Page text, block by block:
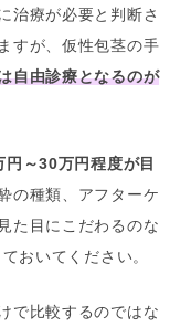
治療が必要と判断さ
すが、仮性包茎の手
自由診療となるのが
～30万円程度が目
の種類、アフターケ
た目にこだわるのな
おいてください。
で比較するのではな